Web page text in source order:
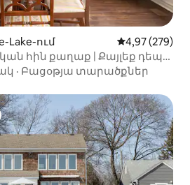
Lake-ում Միջին
4,97 (279)
հին քաղաք | Քայլեք դեպի
· Բացօթյա տարածքներ
տները